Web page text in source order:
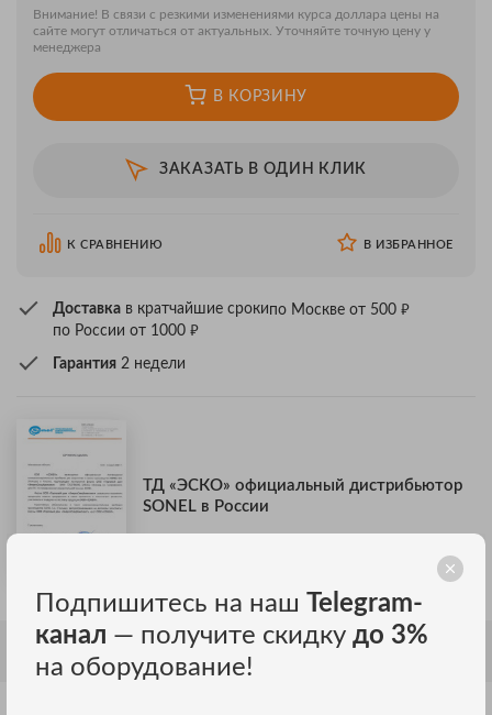
Внимание! В связи с резкими изменениями курса доллара цены на
сайте могут отличаться от актуальных. Уточняйте точную цену у
менеджера
В КОРЗИНУ
ЗАКАЗАТЬ В ОДИН КЛИК
К СРАВНЕНИЮ В ИЗБРАННОЕ
Доставка в кратчайшие срокипо Москве от 500 ₽
по России от 1000 ₽
Гарантия 2 недели
ТД «ЭСКО» официальный дистрибьютор
SONEL в России
Подпишитесь на наш Telegram-
канал — получите скидку до 3%
на оборудование!